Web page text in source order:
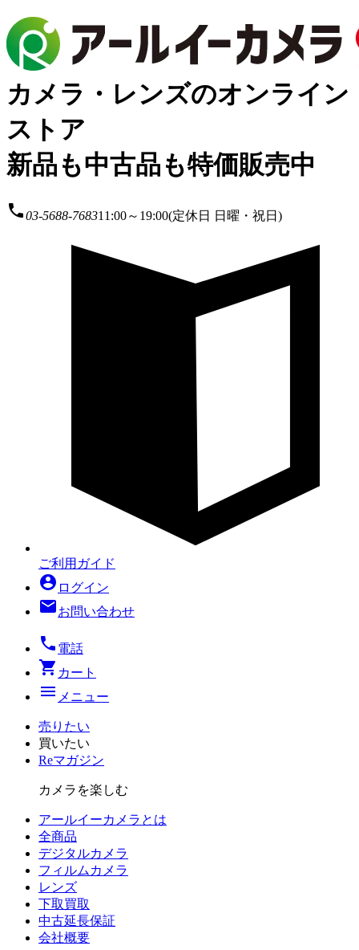
カメラ・レンズのオンライン
ストア
新品も中古品も特価販売中
local_phone03-5688-768311:00～19:00(定休日 日曜・祝日)
ご利用ガイド
account_circle ログイン
mailお問い合わせ
local_phone 電話
shopping_cart カート
menu メニュー
売りたい
買いたい
Reマガジン
カメラを楽しむ
アールイーカメラとは
全商品
デジタルカメラ
フィルム カメラ
レンズ
下取買取
中古延長保証
会社概要